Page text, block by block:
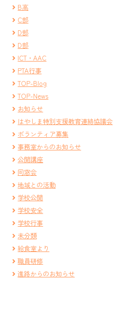
B高
C部
D部
D部
ICT・AAC
PTA行事
TOP-Blog
TOP-News
お知らせ
はやしま特別支援教育連絡協議会
ボランティア募集
事務室からのお知らせ
公開講座
同窓会
地域との活動
学校公開
学校安全
学校行事
未分類
給食室より
職員研修
進路からのお知らせ